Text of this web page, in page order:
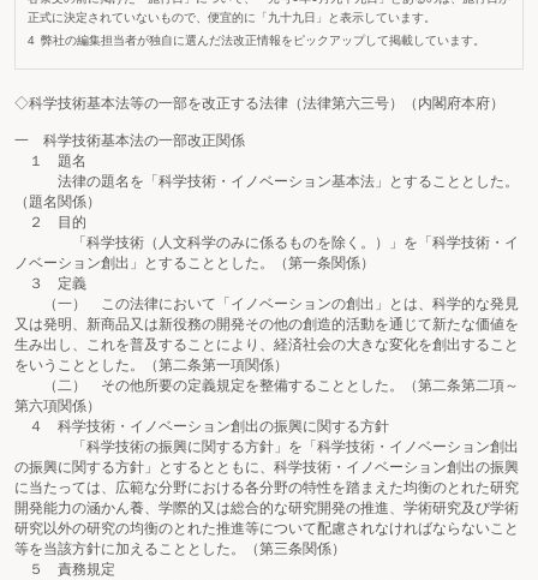
正式に決定されていないもので、便宜的に「九十九日」と表示しています。
弊社の編集担当者が独自に選んだ法改正情報をピックアップして掲載しています。
◇科学技術基本法等の一部を改正する法律（法律第六三号）（内閣府本府）
一 科学技術基本法の一部改正関係
１ 題名
法律の題名を「科学技術・イノベーション基本法」とすることとした。
（題名関係）
２ 目的
「科学技術（人文科学のみに係るものを除く。）」を「科学技術・イ
ノベーション創出」とすることとした。（第一条関係）
３ 定義
（一） この法律において「イノベーションの創出」とは、科学的な発見
又は発明、新商品又は新役務の開発その他の創造的活動を通じて新たな価値を
生み出し、これを普及することにより、経済社会の大きな変化を創出すること
をいうこととした。（第二条第一項関係）
（二） その他所要の定義規定を整備することとした。（第二条第二項～
第六項関係）
４ 科学技術・イノベーション創出の振興に関する方針
「科学技術の振興に関する方針」を「科学技術・イノベーション創出
の振興に関する方針」とするとともに、科学技術・イノベーション創出の振興
に当たっては、広範な分野における各分野の特性を踏まえた均衡のとれた研究
開発能力の涵かん養、学際的又は総合的な研究開発の推進、学術研究及び学術
研究以外の研究の均衡のとれた推進等について配慮されなければならないこと
等を当該方針に加えることとした。（第三条関係）
５ 責務規定